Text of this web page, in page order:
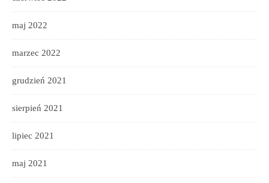
maj 2022
marzec 2022
grudzień 2021
sierpień 2021
lipiec 2021
maj 2021